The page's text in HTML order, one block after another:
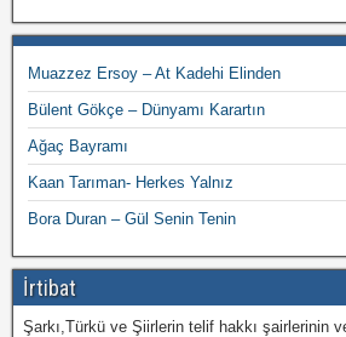
Muazzez Ersoy – At Kadehi Elinden
Bülent Gökçe – Dünyamı Karartın
Ağaç Bayramı
Kaan Tarıman- Herkes Yalnız
Bora Duran – Gül Senin Tenin
İrtibat
Şarkı,Türkü ve Şiirlerin telif hakkı şairlerinin